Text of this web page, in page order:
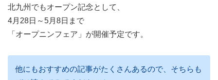
北九州でもオープン記念として、
4月28日～5月8日まで
「オープニンフェア」が開催予定です。
他にもおすすめの記事がたくさんあるので、そちらも